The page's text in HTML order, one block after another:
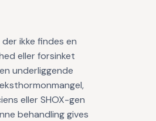
ikke findes en
eller forsinket
underliggende
eller SHOX-gen
behandling gives